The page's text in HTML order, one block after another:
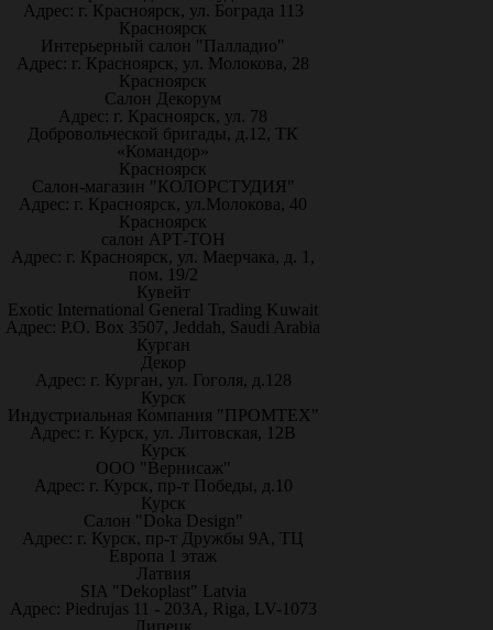
Адрес: г. Красноярск, ул. Бограда 113
Красноярск
Интерьерный салон "Палладио"
Адрес: г. Красноярск, ул. Молокова, 28
Красноярск
Салон Декорум
Адрес: г. Красноярск, ул. 78
Добровольческой бригады, д.12, ТК
«Командор»
Красноярск
Салон-магазин "КОЛОРСТУДИЯ"
Адрес: г. Красноярск, ул.Молокова, 40
Красноярск
салон АРТ-ТОН
Адрес: г. Красноярск, ул. Маерчака, д. 1,
пом. 19/2
Кувейт
Exotic International General Trading Kuwait
Адрес: P.O. Box 3507, Jeddah, Saudi Arabia
Курган
Декор
Адрес: г. Курган, ул. Гоголя, д.128
Курск
Индустриальная Компания "ПРОМТЕХ"
Адрес: г. Курск, ул. Литовская, 12В
Курск
ООО "Вернисаж"
Адрес: г. Курск, пр-т Победы, д.10
Курск
Салон "Doka Design"
Адрес: г. Курск, пр-т Дружбы 9А, ТЦ
Европа 1 этаж
Латвия
SIA "Dekoplast" Latvia
Адрес: Piedrujas 11 - 203A, Riga, LV-1073
Липецк